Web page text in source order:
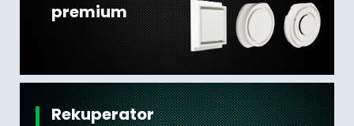
premium
Rekuperator